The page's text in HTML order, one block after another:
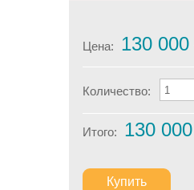
Цена: 130 000
Количество:
Итого: 130 000
Купить